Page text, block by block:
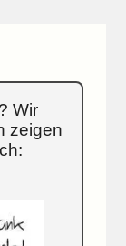
Wir
zeigen